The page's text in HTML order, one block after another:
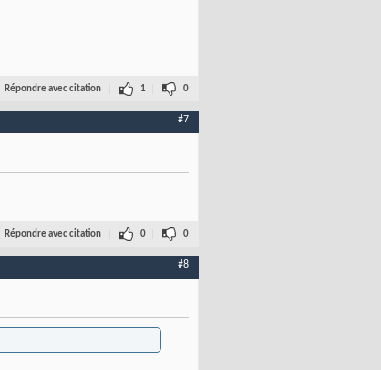
Répondre avec citation 1 0
#7
Répondre avec citation 0 0
#8